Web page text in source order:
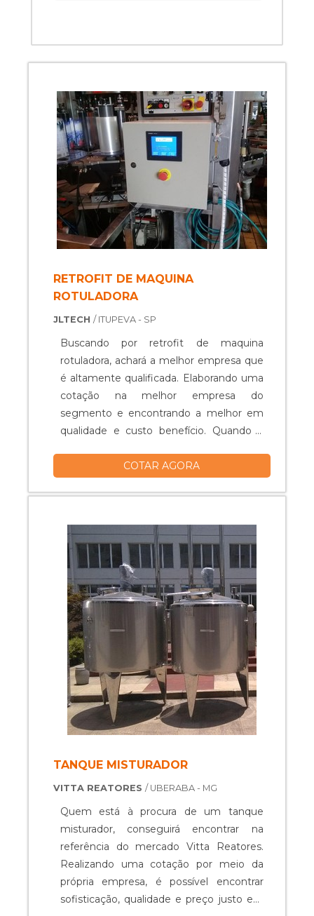
RETROFIT DE MAQUINA
ROTULADORA
JLTECH / ITUPEVA - SP
Buscando por retrofit de maquina
rotuladora, achará a melhor empresa que
é altamente qualificada. Elaborando uma
cotação na melhor empresa do
segmento e encontrando a melhor em
qualidade e custo benefício. Quando a
rotuladora, com os melhores profissionais
qualidade com soluções excelentes e
RETROFIT DE MAQUINA ROTULADORA
Há muitas man...
COTAR AGORA
TANQUE MISTURADOR
VITTA REATORES / UBERABA - MG
Quem está à procura de um tanque
misturador, conseguirá encontrar na
referência do mercado Vitta Reatores.
Realizando uma cotação por meio da
própria empresa, é possível encontrar
sofisticação, qualidade e preço justo em